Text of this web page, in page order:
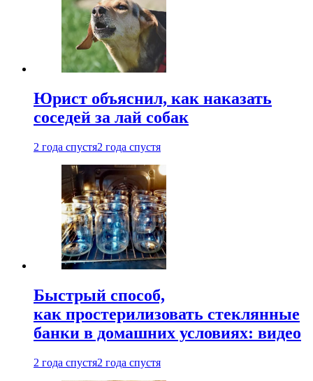
Юрист объяснил, как наказать
соседей за лай собак
2 года спустя2 года спустя
Быстрый способ,
как простерилизовать стеклянные
банки в домашних условиях: видео
2 года спустя2 года спустя